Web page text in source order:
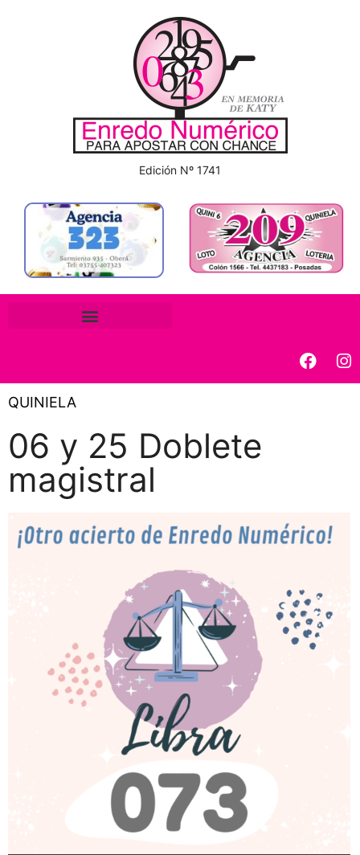
Edición Nº 1741
QUINIELA
06 y 25 Doblete
magistral